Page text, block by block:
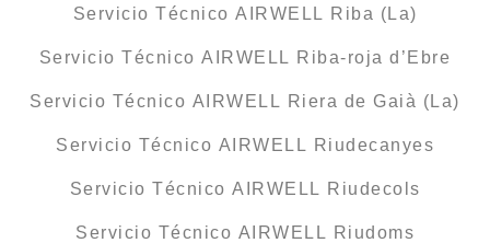
Servicio Técnico AIRWELL Riba (La)
Servicio Técnico AIRWELL Riba-roja d’Ebre
Servicio Técnico AIRWELL Riera de Gaià (La)
Servicio Técnico AIRWELL Riudecanyes
Servicio Técnico AIRWELL Riudecols
Servicio Técnico AIRWELL Riudoms